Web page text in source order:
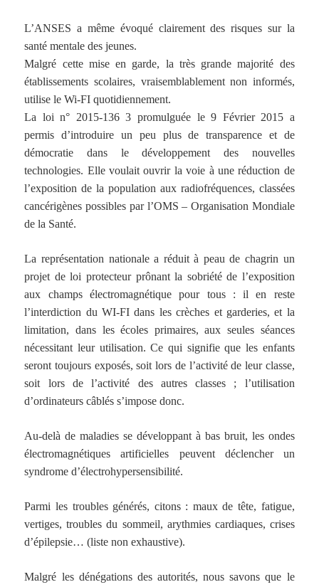
L’ANSES a même évoqué clairement des risques sur la
santé mentale des jeunes.
Malgré cette mise en garde, la très grande majorité des
établissements scolaires, vraisemblablement non informés,
utilise le Wi-FI quotidiennement.
La loi n° 2015-136 3 promulguée le 9 Février 2015 a
permis d’introduire un peu plus de transparence et de
démocratie dans le développement des nouvelles
technologies. Elle voulait ouvrir la voie à une réduction de
l’exposition de la population aux radiofréquences, classées
cancérigènes possibles par l’OMS – Organisation Mondiale
de la Santé.
La représentation nationale a réduit à peau de chagrin un
projet de loi protecteur prônant la sobriété de l’exposition
aux champs électromagnétique pour tous : il en reste
l’interdiction du WI-FI dans les crèches et garderies, et la
limitation, dans les écoles primaires, aux seules séances
nécessitant leur utilisation. Ce qui signifie que les enfants
seront toujours exposés, soit lors de l’activité de leur classe,
soit lors de l’activité des autres classes ; l’utilisation
d’ordinateurs câblés s’impose donc.
Au-delà de maladies se développant à bas bruit, les ondes
électromagnétiques artificielles peuvent déclencher un
syndrome d’électrohypersensibilité.
Parmi les troubles générés, citons : maux de tête, fatigue,
vertiges, troubles du sommeil, arythmies cardiaques, crises
d’épilepsie… (liste non exhaustive).
Malgré les dénégations des autorités, nous savons que le